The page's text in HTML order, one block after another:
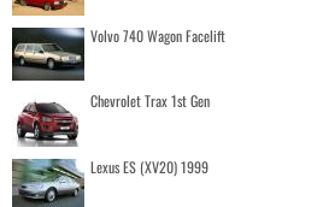
Volvo 740 Wagon Facelift
Chevrolet Trax 1st Gen
Lexus ES (XV20) 1999